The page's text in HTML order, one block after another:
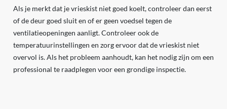
Als je merkt dat je vrieskist niet goed koelt, controleer dan eerst
of de deur goed sluit en of er geen voedsel tegen de
ventilatieopeningen aanligt. Controleer ook de
temperatuurinstellingen en zorg ervoor dat de vrieskist niet
overvol is. Als het probleem aanhoudt, kan het nodig zijn om een
professional te raadplegen voor een grondige inspectie.